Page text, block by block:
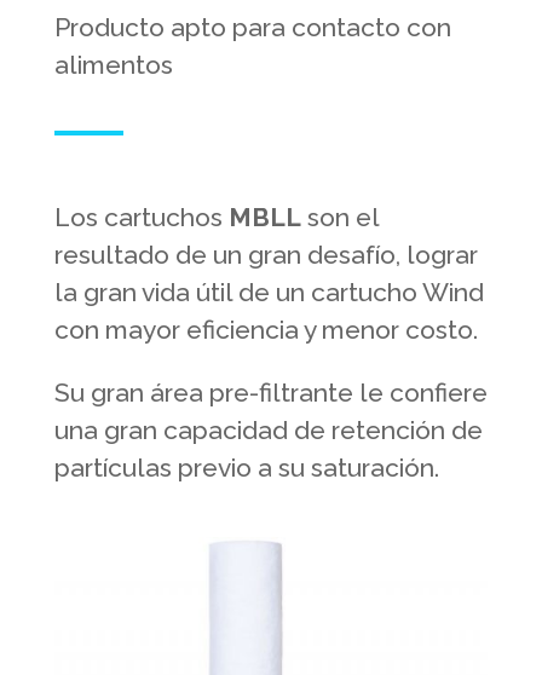
Producto apto para contacto con
alimentos
Los cartuchos MBLLson el
resultado de un gran desafío, lograr
la gran vida útil de un cartucho Wind
con mayor eficiencia y menor costo.
Su gran área pre-filtrante le confiere
una gran capacidad de retención de
partículas previo a su saturación.